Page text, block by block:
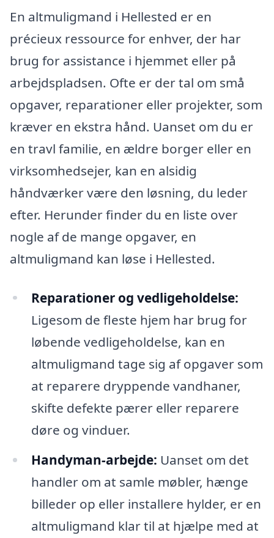
En altmuligmand i Hellested er en
précieux ressource for enhver, der har
brug for assistance i hjemmet eller på
arbejdspladsen. Ofte er der tal om små
opgaver, reparationer eller projekter, som
kræver en ekstra hånd. Uanset om du er
en travl familie, en ældre borger eller en
virksomhedsejer, kan en alsidig
håndværker være den løsning, du leder
efter. Herunder finder du en liste over
nogle af de mange opgaver, en
altmuligmand kan løse i Hellested.
Reparationer og vedligeholdelse:
Ligesom de fleste hjem har brug for
løbende vedligeholdelse, kan en
altmuligmand tage sig af opgaver som
at reparere dryppende vandhaner,
skifte defekte pærer eller reparere
døre og vinduer.
Handyman-arbejde: Uanset om det
handler om at samle møbler, hænge
billeder op eller installere hylder, er en
altmuligmand klar til at hjælpe med at